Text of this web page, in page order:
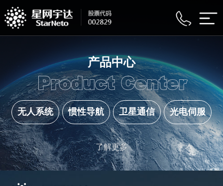
产品中心
Product Center
无人系统 惯性导航 卫星通信 光电伺服
了解更多